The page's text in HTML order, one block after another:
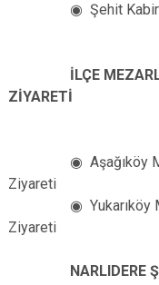
◉ Şehit
İLÇE
ZİYARETİ
◉ Aşağıköy
Ziyareti
◉ Yukarıköy
Ziyareti
NARLIDERE